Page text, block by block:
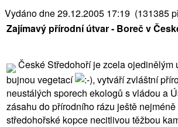
Vydáno dne29.12.2005 17:19 (131385
Zajímavý přírodní útvar - Boreč v
České Středohoří je zcela ojedinělým
bujnou vegetací
, vytváří zvláštní
neustálých sporech ekologů s vládou a
zásahu do přírodního rázu ještě
středohořské kopce necitlivou těžbou